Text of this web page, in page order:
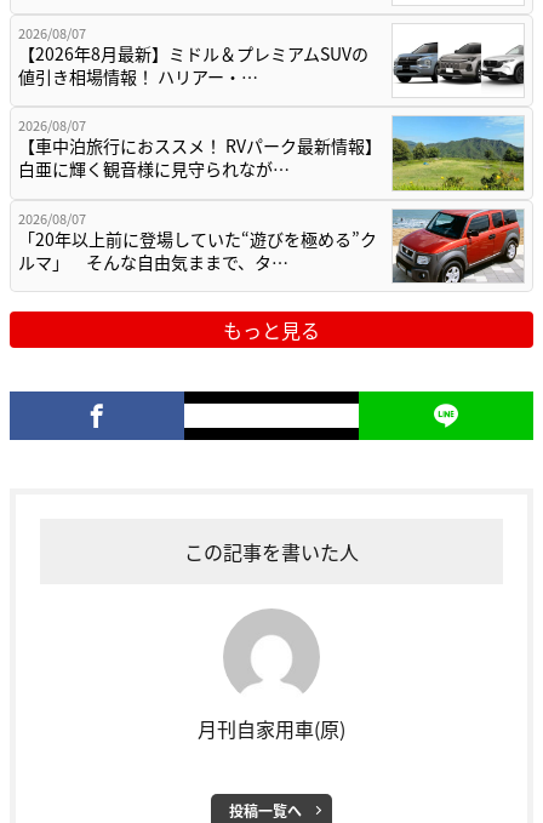
2026/08/07
【2026年8月最新】ミドル＆プレミアムSUVの
値引き相場情報！ ハリアー・…
2026/08/07
【車中泊旅行におススメ！ RVパーク最新情報】
白亜に輝く観音様に見守られなが…
2026/08/07
「20年以上前に登場していた“遊びを極める”ク
ルマ」 そんな自由気ままで、タ…
もっと見る
この記事を書いた人
月刊自家用車(原)
投稿一覧へ